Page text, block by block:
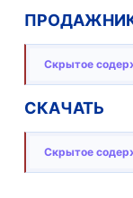
Скрытое
СКАЧАТЬ
Скрытое